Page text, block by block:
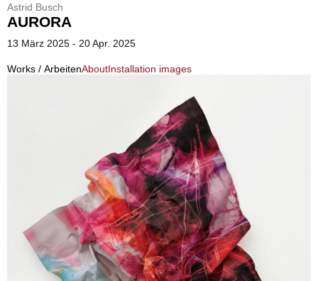
Astrid Busch
AURORA
13 März 2025 - 20 Apr. 2025
Works / ArbeitenAboutInstallation images